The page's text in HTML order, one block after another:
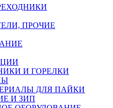
ПРОЧИЕ
И ГОРЕЛКИ
ДЛЯ ПАЙКИ
И ЗИП